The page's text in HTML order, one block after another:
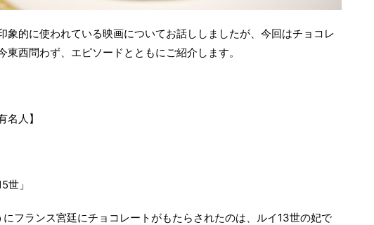
象的に使われている映画についてお話ししましたが、今回はチョコレ
東西問わず、エピソードとともにご紹介します。
名人】
世」
フランス宮廷にチョコレートがもたらされたのは、ルイ13世の妃で